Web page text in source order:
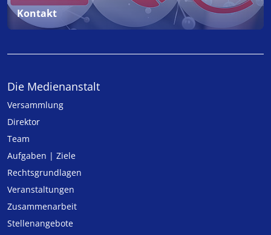
Kontakt
Die Medienanstalt
Versammlung
Direktor
Team
Aufgaben | Ziele
Rechtsgrundlagen
Veranstaltungen
Zusammenarbeit
Stellenangebote